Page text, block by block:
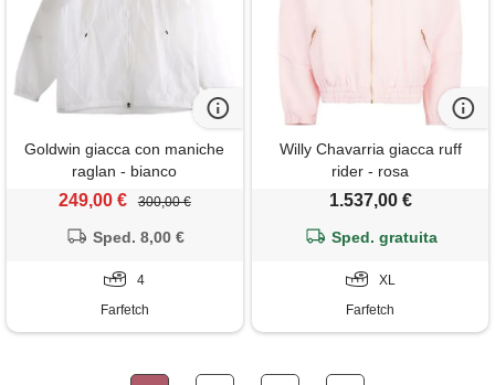
Goldwin giacca con maniche
raglan - bianco
249,00 € 300,00 €
Sped. 8,00 €
4
Farfetch
Willy Chavarria giacca ruff
rider - rosa
1.537,00 €
Sped. gratuita
XL
Farfetch